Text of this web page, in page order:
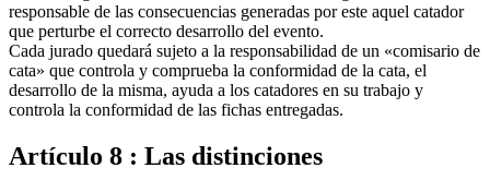
responsable de las consecuencias generadas por este aquel catador
que perturbe el correcto desarrollo del evento.
Cada jurado quedará sujeto a la responsabilidad de un «comisario de
cata» que controla y comprueba la conformidad de la cata, el
desarrollo de la misma, ayuda a los catadores en su trabajo y
controla la conformidad de las fichas entregadas.
Artículo 8 : Las distinciones